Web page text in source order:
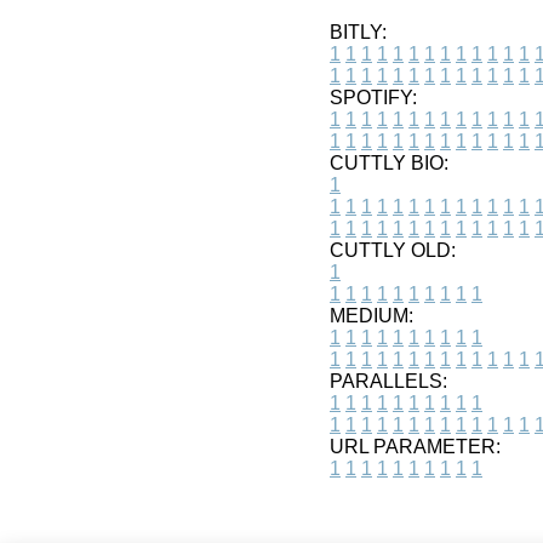
BITLY:
1 1 1 1 1 1 1 1 1 1 1 1 1 1
1 1 1 1 1 1 1 1 1 1 1 1 1 1
SPOTIFY:
1 1 1 1 1 1 1 1 1 1 1 1 1 1
1 1 1 1 1 1 1 1 1 1 1 1 1 1
CUTTLY BIO:
1
1 1 1 1 1 1 1 1 1 1 1 1 1 1
1 1 1 1 1 1 1 1 1 1 1 1 1 1
CUTTLY OLD:
1
1 1 1 1 1 1 1 1 1 1
MEDIUM:
1 1 1 1 1 1 1 1 1 1
1 1 1 1 1 1 1 1 1 1 1 1 1 1
PARALLELS:
1 1 1 1 1 1 1 1 1 1
1 1 1 1 1 1 1 1 1 1 1 1 1 1
URL PARAMETER:
1 1 1 1 1 1 1 1 1 1